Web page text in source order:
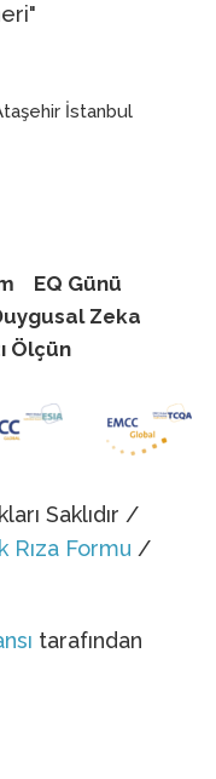
İstanbul
EQ Günü
Zeka
Ölçün
Saklıdır /
Rıza Formu /
tarafından